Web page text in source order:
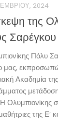
2024
της
Πόλυ
μας,
Ακαδημία
Ολυμπιονίκης
της Ε’